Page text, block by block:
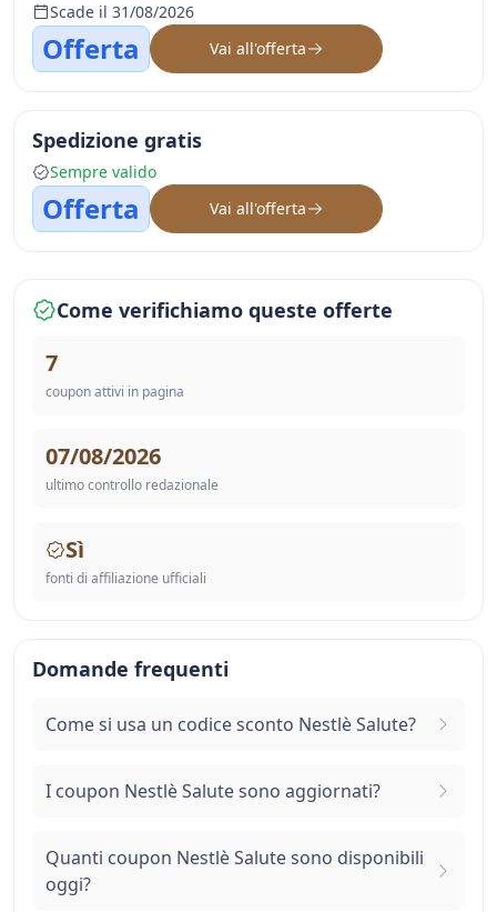
Scade il 31/08/2026
Offerta Vai all'offerta
Spedizione gratis
Sempre valido
Offerta Vai all'offerta
Come verifichiamo queste offerte
7
coupon attivi in pagina
07/08/2026
ultimo controllo redazionale
Sì
fonti di affiliazione ufficiali
Domande frequenti
Come si usa un codice sconto Nestlè Salute?
I coupon Nestlè Salute sono aggiornati?
Quanti coupon Nestlè Salute sono disponibili
oggi?